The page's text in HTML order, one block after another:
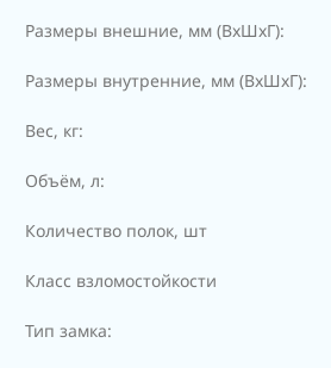
Размеры внешние, мм (ВхШхГ):
Размеры внутренние, мм (ВхШхГ):
Вес, кг:
Объём, л:
Количество полок, шт
Класс взломостойкости
Тип замка: